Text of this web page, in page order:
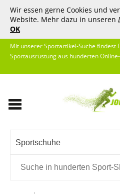
Wir essen gerne Cookies und
Website. Mehr dazu in unseren
OK
Mit unserer Sportartikel-Suche findest
Sportausrüstung aus hunderten
Sportschuhe